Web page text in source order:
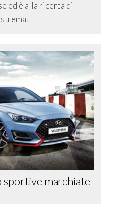
ed è alla ricerca di
sportive marchiate